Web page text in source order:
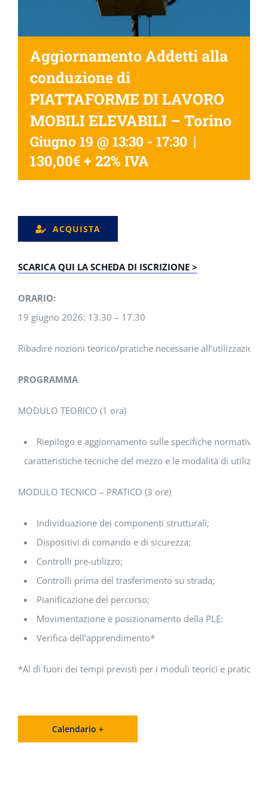
Aggiornamento Addetti alla
conduzione di
PIATTAFORME DI LAVORO
MOBILI ELEVABILI – Torino
Giugno 19 @ 13:30 - 17:30 |
130,00€ + 22% IVA
ACQUISTA
SCARICA QUI LA SCHEDA DI ISCRIZIONE >
ORARIO:
19 giugno 2026: 13.30 – 17.30
Ribadire nozioni teorico/pratiche necessarie
PROGRAMMA
MODULO TEORICO (1 ora)
Riepilogo e aggiornamento sulle specifiche normative
caratteristiche tecniche del mezzo e le modalità di utilizzo
MODULO TECNICO – PRATICO (3 ore)
Individuazione dei componenti strutturali;
Dispositivi di comando e di sicurezza;
Controlli pre-utilizzo;
Controlli prima del trasferimento su strada;
Pianificazione del percorso;
Movimentazione e posizionamento della PLE:
Verifica dell’apprendimento*
*Al di fuori dei tempi previsti per i moduli teorici e pratici.
Calendario +